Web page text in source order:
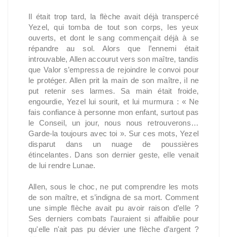
Il était trop tard, la flèche avait déjà transpercé
Yezel, qui tomba de tout son corps, les yeux
ouverts, et dont le sang commençait déjà à se
répandre au sol. Alors que l’ennemi était
introuvable, Allen accourut vers son maître, tandis
que Valor s’empressa de rejoindre le convoi pour
le protéger. Allen prit la main de son maître, il ne
put retenir ses larmes. Sa main était froide,
engourdie, Yezel lui sourit, et lui murmura : « Ne
fais confiance à personne mon enfant, surtout pas
le Conseil, un jour, nous nous retrouverons…
Garde-la toujours avec toi ». Sur ces mots, Yezel
disparut dans un nuage de poussières
étincelantes. Dans son dernier geste, elle venait
de lui rendre Lunae.
Allen, sous le choc, ne put comprendre les mots
de son maître, et s’indigna de sa mort. Comment
une simple flèche avait pu avoir raison d’elle ?
Ses derniers combats l’auraient si affaiblie pour
qu'elle n'ait pas pu dévier une flèche d’argent ?